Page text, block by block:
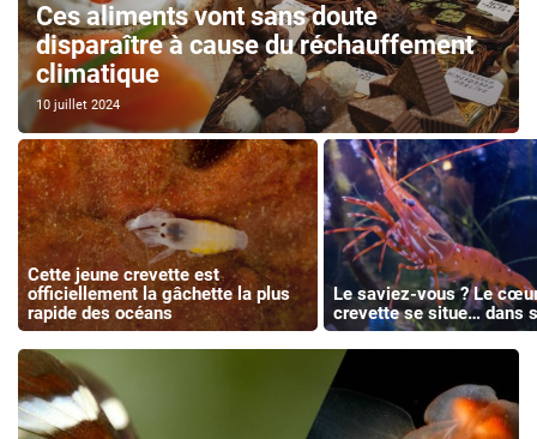
Ces aliments vont sans doute
disparaître à cause du réchauffement
climatique
10 juillet 2024
Cette jeune crevette est
officiellement la gâchette la plus
rapide des océans
Le saviez-vous ? Le
crevette se situe… dans